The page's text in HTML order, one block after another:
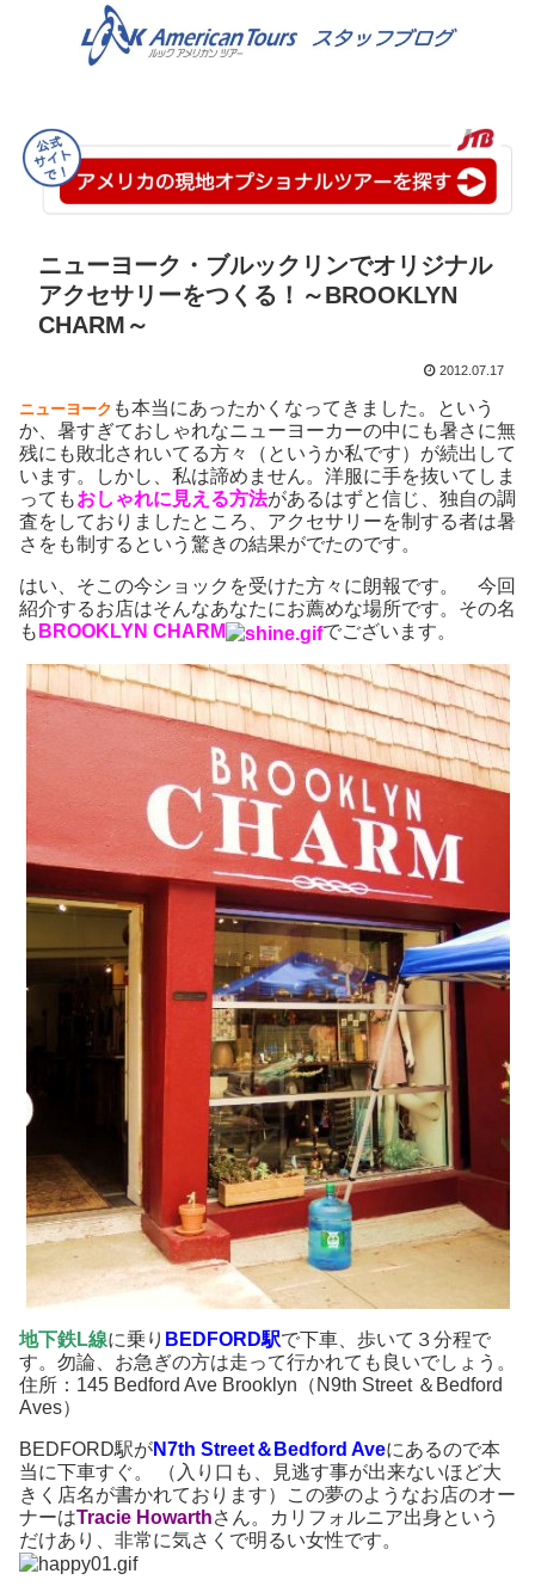
ニューヨーク・ブルックリンでオリジナル
アクセサリーをつくる！～BROOKLYN
CHARM～
2012.07.17
ニューヨーク も本当にあったかくなってきました。という
か、暑すぎておしゃれなニューヨーカーの中にも暑さに無
残にも敗北されいてる方々（というか私です）が続出して
います。しかし、私は諦めません。洋服に手を抜いてしま
ってもおしゃれに見える方法があるはずと信じ、独自の調
査をしておりましたところ、アクセサリーを制する者は暑
さをも制するという驚きの結果がでたのです。
はい、そこの今ショックを受けた方々に朗報です。 今回
紹介するお店はそんなあなたにお薦めな場所です。その名
も BROOKLYN CHARM でございます。
地下鉄L線に乗り BEDFORD駅で下車、歩いて３分程で
す。勿論、お急ぎの方は走って行かれても良いでしょう。
住所：145 Bedford Ave Brooklyn（N9th Street ＆Bedford
Aves）
BEDFORD駅がN7th Street＆Bedford Aveにあるので本
当に下車すぐ。 （入り口も、見逃す事が出来ないほど大
きく店名が書かれております）この夢のようなお店のオー
ナーはTracie Howarthさん。カリフォルニア出身という
だけあり、非常に気さくで明るい女性です。